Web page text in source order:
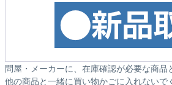
問屋・メーカーに、在庫確認が必要な商品
他の商品と一緒に買い物かごに入れないで